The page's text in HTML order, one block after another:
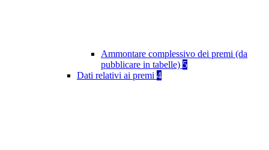
Ammontare complessivo dei premi (da
pubblicare in tabelle) 5
Dati relativi ai premi 4